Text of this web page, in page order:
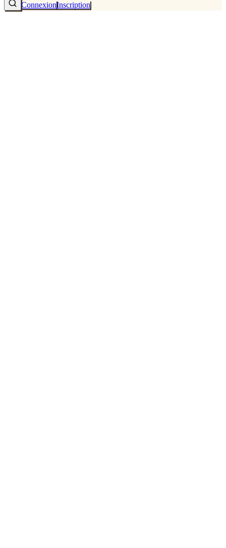
ConnexionInscription